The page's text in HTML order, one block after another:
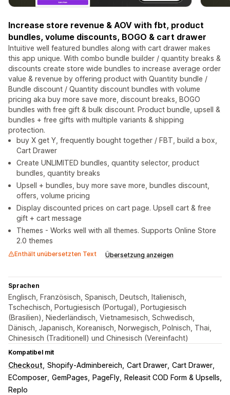
Increase store revenue & AOV with fbt, product
bundles, volume discounts, BOGO & cart drawer
Intuitive well featured bundles along with cart drawer makes
this app unique. With combo bundle builder / quantity breaks &
discounts create store wide bundles to increase average order
value & revenue by offering product with Quantity bundle /
Bundle discount / Quantity discount bundles with volume
pricing aka buy more save more, discount breaks, BOGO
bundles with free gift & bulk discount. Product bundle, upsell &
bundles + free gifts with multiple variants & shipping
protection.
buy X get Y, frequently bought together / FBT, build a box,
Cart Drawer
Create UNLIMITED bundles, quantity selector, product
bundles, quantity breaks
Upsell + bundles, buy more save more, bundles discount,
offers, volume pricing
Display discounted prices on cart page. Upsell cart & free
gift + cart message
Themes - Works well with all themes. Supports Online Store
2.0 themes
Enthält unübersetzten Text Übersetzung anzeigen
Sprachen
Englisch, Französisch, Spanisch, Deutsch, Italienisch,
Tschechisch, Portugiesisch (Portugal), Portugiesisch
(Brasilien), Niederländisch, Vietnamesisch, Schwedisch,
Dänisch, Japanisch, Koreanisch, Norwegisch, Polnisch, Thai,
Chinesisch (Traditionell) und Chinesisch (Vereinfacht)
Kompatibel mit
Checkout Shopify-Adminbereich Cart Drawer Cart Drawer
EComposer GemPages PageFly
Releasit COD Form & Upsells
Replo